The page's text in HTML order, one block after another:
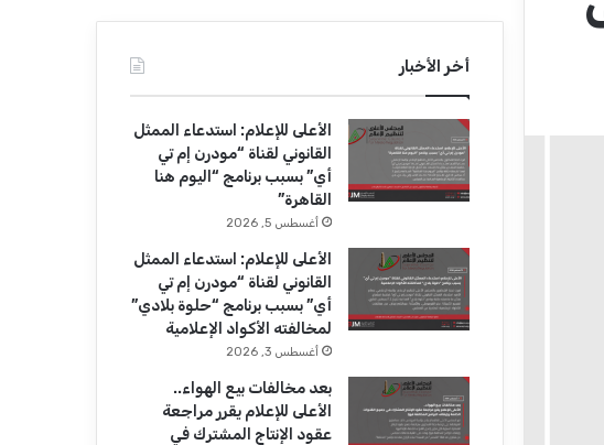
ب
و
ك
u
T
u
e
ت
ق
ر
ا
م
أخر الأخبار
الأعلى للإعلام: استدعاء الممثل
القانوني لقناة “مودرن إم تي
أي” بسبب برنامج “اليوم هنا
القاهرة”
أغسطس 5, 2026
الأعلى للإعلام: استدعاء الممثل
القانوني لقناة “مودرن إم تي
أي” بسبب برنامج “حلوة بلادي”
لمخالفته الأكواد الإعلامية
أغسطس 3, 2026
بعد مخالفات بيع الهواء..
الأعلى للإعلام يقرر مراجعة
عقود الإنتاج المشترك في